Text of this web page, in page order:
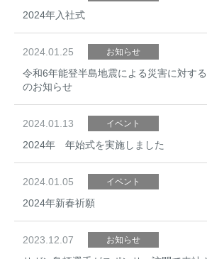
2024年入社式
2024.01.25 お知らせ
令和6年能登半島地震による災害に対す
のお知らせ
2024.01.13 イベント
2024年 年始式を実施しました
2024.01.05 イベント
2024年新春祈願
2023.12.07 お知らせ